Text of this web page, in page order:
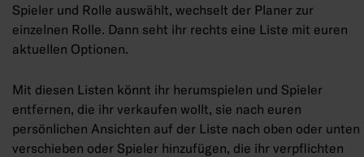
Spieler und Rolle auswählt, wechselt der Planer zur
einzelnen Rolle. Dann seht ihr rechts eine Liste mit euren
aktuellen Optionen.
Mit diesen Listen könnt ihr herumspielen und Spieler
entfernen, die ihr verkaufen wollt, sie nach euren
persönlichen Ansichten auf der Liste nach oben oder unten
verschieben oder Spieler hinzufügen, die ihr verpflichten